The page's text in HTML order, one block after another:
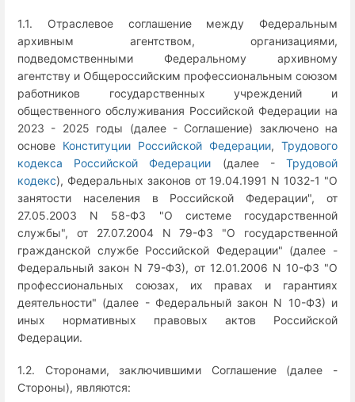
1.1. Отраслевое соглашение между Федеральным
архивным агентством, организациями,
подведомственными Федеральному архивному
агентству и Общероссийским профессиональным союзом
работников государственных учреждений и
общественного обслуживания Российской Федерации на
2023 - 2025 годы (далее - Соглашение) заключено на
основе Конституции Российской Федерации, Трудового
кодекса Российской Федерации (далее -Трудовой
кодекс), Федеральных законов от 19.04.1991 N 1032-1 "О
занятости населения в Российской Федерации", от
27.05.2003 N 58-ФЗ "О системе государственной
службы", от 27.07.2004 N 79-ФЗ "О государственной
гражданской службе Российской Федерации" (далее -
Федеральный закон N 79-ФЗ), от 12.01.2006 N 10-ФЗ "О
профессиональных союзах, их правах и гарантиях
деятельности" (далее - Федеральный закон N 10-ФЗ) и
иных нормативных правовых актов Российской
Федерации.
1.2. Сторонами, заключившими Соглашение (далее -
Стороны), являются: